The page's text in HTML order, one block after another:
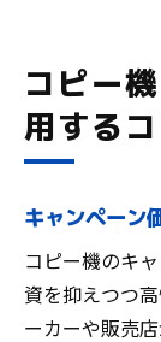
コ
コピー
用する
キャンペーン
コピー機のキ
資を抑えつつ
ーカーや販売